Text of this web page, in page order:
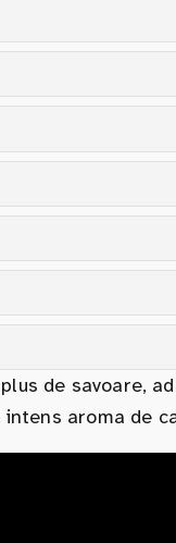
de savoare,
aroma de